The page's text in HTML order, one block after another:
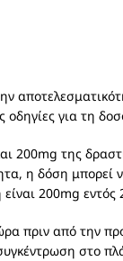
για τη
200mg της
η δόση
200mg
πριν από την
στο